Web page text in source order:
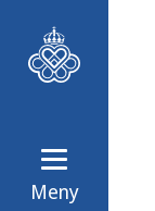
Meny